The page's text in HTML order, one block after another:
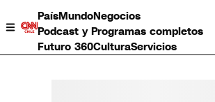
PaísMundoNegocios
Podcast y Programas completos
Futuro 360CulturaServicios